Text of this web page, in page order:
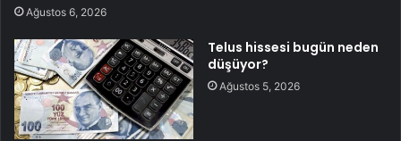
Ağustos 6, 2026
Telus hissesi bugün neden
düşüyor?
Ağustos 5, 2026